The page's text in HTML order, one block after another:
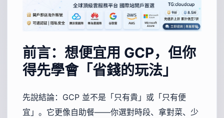
前言：想便宜用 GCP，但你
得先學會「省錢的玩法」
先說結論：GCP 並不是「只有貴」或「只有便
宜」。它更像自助餐——你選對時段、拿對菜、少